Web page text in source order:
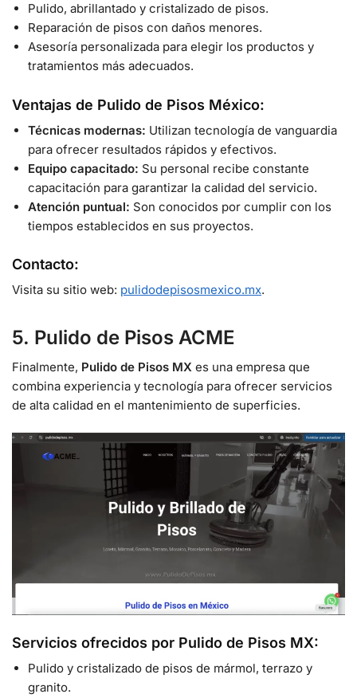
Pulido, abrillantado y cristalizado de pisos.
Reparación de pisos con daños menores.
Asesoría personalizada para elegir los productos y
tratamientos más adecuados.
Ventajas de Pulido de Pisos México:
Técnicas modernas: Utilizan tecnología de vanguardia
para ofrecer resultados rápidos y efectivos.
Equipo capacitado: Su personal recibe constante
capacitación para garantizar la calidad del servicio.
Atención puntual: Son conocidos por cumplir con los
tiempos establecidos en sus proyectos.
Contacto:
Visita su sitio web: pulidodepisosmexico.mx.
5. Pulido de Pisos ACME
Finalmente, Pulido de Pisos MX es una empresa que
combina experiencia y tecnología para ofrecer servicios
de alta calidad en el mantenimiento de superficies.
Servicios ofrecidos por Pulido de Pisos MX:
Pulido y cristalizado de pisos de mármol, terrazo y
granito.